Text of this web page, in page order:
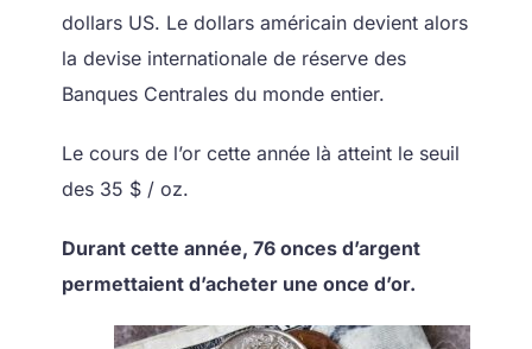
dollars US. Le dollars américain devient alors
la devise internationale de réserve des
Banques Centrales du monde entier.
Le cours de l’or cette année là atteint le seuil
des 35 $ / oz.
Durant cette année, 76 onces d’argent
permettaient d’acheter une once d’or.